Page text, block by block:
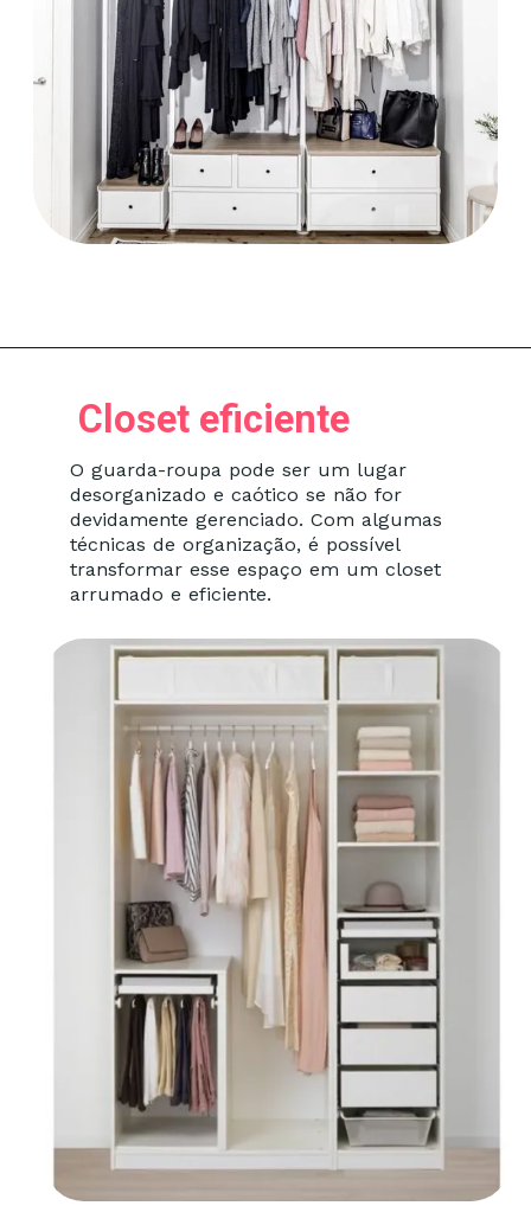
O guarda-roupa pode ser um lugar
desorganizado e caótico se não for
devidamente gerenciado. Com algumas
técnicas de organização, é possível
transformar esse espaço em um closet
arrumado e eficiente.
Closet eficiente